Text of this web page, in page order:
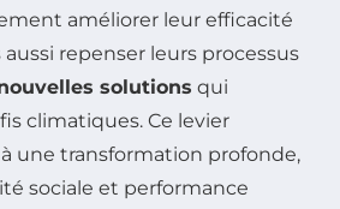
améliorer leur efficacité
repenser leurs processus
solutions qui
climatiques. Ce levier
une transformation profonde,
sociale et performance